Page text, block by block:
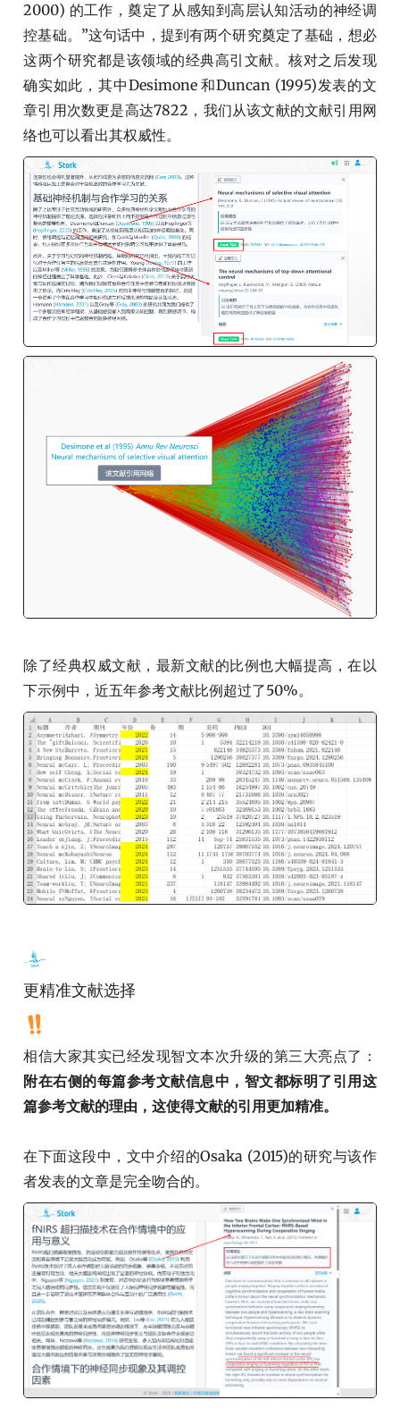
2000) 的工作，奠定了从感知到高层认知活动的神经调
控基础。”这句话中，提到有两个研究奠定了基础，想必
这两个研究都是该领域的经典高引文献。核对之后发现
确实如此，其中Desimone 和Duncan (1995)发表的文
章引用次数更是高达7822，我们从该文献的文献引用网
络也可以看出其权威性。
除了经典权威文献，最新文献的比例也大幅提高，在以
下示例中，近五年参考文献比例超过了50%。
更精准文献选择
相信大家其实已经发现智文本次升级的第三大亮点了：
附在右侧的每篇参考文献信息中，智文都标明了引用这
篇参考文献的理由，这使得文献的引用更加精准。
在下面这段中，文中介绍的Osaka (2015)的研究与该作
者发表的文章是完全吻合的。